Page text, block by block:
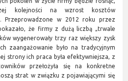
kolejności na wzrost kosztów
Przeprowadzone w 2012 roku przez
że firmy z dużą liczbą „trwale
wygenerowały trzy raz większy zysk
zaangażowanie było na tradycyjnym
strony ich praca była efektywniejsza, z
przełożyła się na konkretne
strat w związku z pojawiającymi się